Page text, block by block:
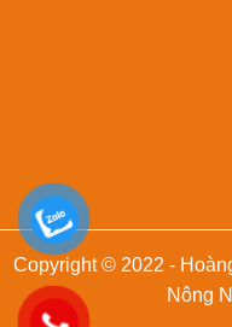
Copyright © 2022 -
Nông